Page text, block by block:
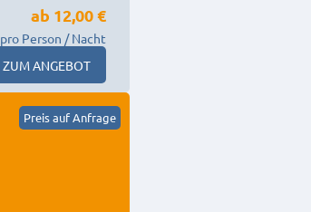
ab 12,00 €
pro Person / Nacht
ZUM ANGEBOT
Preis auf Anfrage